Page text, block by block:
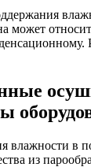
может
влажности в
из